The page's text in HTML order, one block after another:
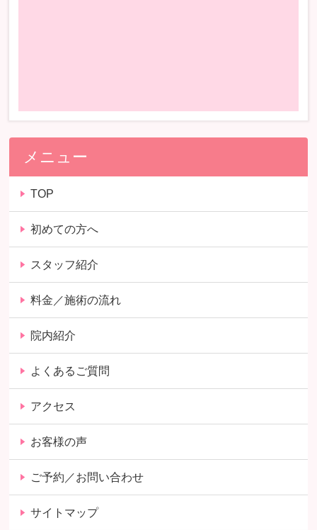
メニュー
TOP
初めての方へ
スタッフ紹介
料金／施術の流れ
院内紹介
よくあるご質問
アクセス
お客様の声
ご予約／お問い合わせ
サイトマップ